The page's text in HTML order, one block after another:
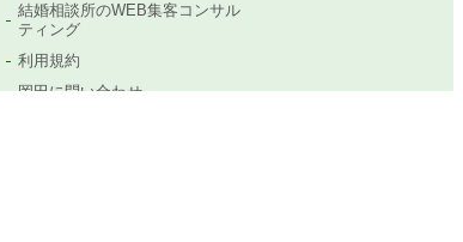
結婚相談所のWEB集客コンサル
ティング
利用規約
岡田に問い合わせ